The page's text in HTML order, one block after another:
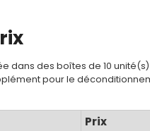
dans des boîtes de 10 unité(s)
pour le
Prix